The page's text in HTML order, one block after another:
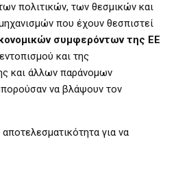
πολιτικών, των θεσμικών και
που έχουν θεσπιστεί
συμφερόντων της ΕΕ
και της
και άλλων παράνομων
να βλάψουν τον
για να